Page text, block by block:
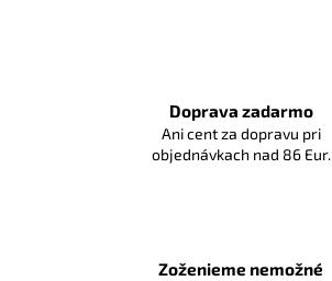
Doprava zadarmo
Ani cent za dopravu pri
objednávkach nad 86 Eur.
Zoženieme nemožné